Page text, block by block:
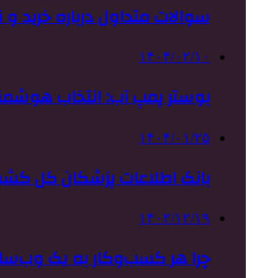
سوالات متداول درباره
۱۴۰۴/۰۲/۱۰
بوستر پمپ آب: انتخاب
۱۴۰۴/۰۱/۲۵
بانک اطلاعات پزشکان کل
۱۴۰۲/۱۲/۱۹
چرا هر کسب‌وکار به یک